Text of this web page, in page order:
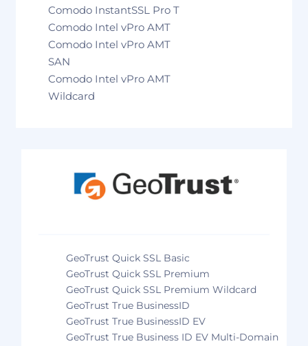
Comodo InstantSSL Pro T
Comodo Intel vPro AMT
Comodo Intel vPro AMT
SAN
Comodo Intel vPro AMT
Wildcard
GeoTrust Quick SSL Basic
GeoTrust Quick SSL Premium
GeoTrust Quick SSL Premium Wildcard
GeoTrust True BusinessID
GeoTrust True BusinessID EV
GeoTrust True Business ID EV Multi-Domain